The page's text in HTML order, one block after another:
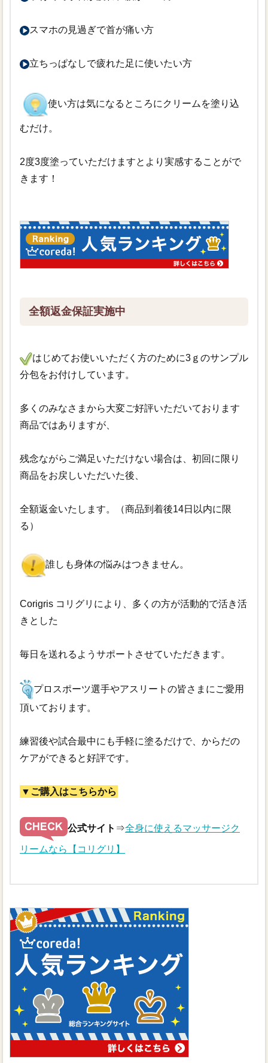
スマホの見過ぎで首が痛い方
立ちっぱなしで疲れた足に使いたい方
使い方は気になるところにクリームを塗り込
むだけ。
2度3度塗っていただけますとより実感することがで
きます！
全額返金保証実施中
はじめてお使いいただく方のために3ｇのサンプル
分包をお付けしています。
多くのみなさまから大変ご好評いただいております
商品ではありますが、
残念ながらご満足いただけない場合は、初回に限り
商品をお戻しいただいた後、
全額返金いたします。（商品到着後14日以内に限
る）
誰しも身体の悩みはつきません。
Corigris コリグリにより、多くの方が活動的で活き活
きとした
毎日を送れるようサポートさせていただきます。
プロスポーツ選手やアスリートの皆さまにご愛用
頂いております。
練習後や試合最中にも手軽に塗るだけで、からだの
ケアができると好評です。
▼ご購入はこちらから
公式サイト ⇒全身に使えるマッサージク
リームなら【コリグリ】